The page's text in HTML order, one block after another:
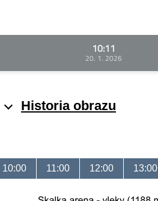
10:11
20. 1. 2026
Historia obrazu
10:00 11:00 12:00 13:00